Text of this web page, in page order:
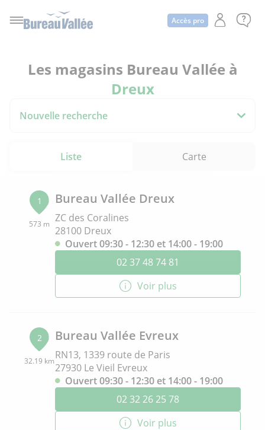
Accès pro
Les magasins Bureau Vallée à
Dreux
Nouvelle recherche
Liste Carte
1
573 m
Bureau Vallée Dreux
ZC des Coralines
28100 Dreux
Ouvert 09:30 - 12:30 et 14:00 - 19:00
02 37 48 74 81
Voir plus
2
32.19 km
Bureau Vallée Evreux
RN13, 1339 route de Paris
27930 Le Vieil Evreux
Ouvert 09:30 - 12:30 et 14:00 - 19:00
02 32 26 25 78
Voir plus